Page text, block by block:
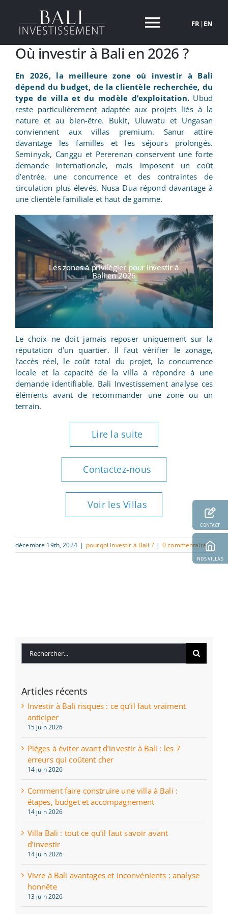
contenu
Toggle
NOS VILLAS
POURQUOI INVESTIR A BALI
A PROPOS
INVESTIR A BALI
ACTUALITES
CONTACT
FR |EN
Où investir à Bali en 2026 ?
En 2026, la meilleure zone où investir à Bali
dépend du budget, de la clientèle recherchée, du
type de villa et du modèle d’exploitation.Ubud
reste particulièrement adaptée aux projets liés à la
nature et au bien-être. Bukit, Uluwatu et Ungasan
conviennent aux villas premium. Sanur attire
davantage les familles et les séjours prolongés.
Seminyak, Canggu et Pererenan conservent une forte
demande internationale, mais imposent un coût
d’entrée, une concurrence et des contraintes de
circulation plus élevés. Nusa Dua répond davantage à
une clientèle familiale et haut de gamme.
Les zones à privilégier pour investir à
Bali en 2026
Le choix ne doit jamais reposer uniquement sur la
réputation d’un quartier. Il faut vérifier le zonage,
l’accès réel, le coût total du projet, la concurrence
locale et la capacité de la villa à répondre à une
demande identifiable. Bali Investissement analyse ces
éléments avant de recommander une zone ou un
terrain.
Lire la suite
Contactez-nous
Voir les Villas
décembre 19th, 2024 | pourqoi investir à Bali ? | 0 commentaire
Articles récents
Investir à Bali risques : ce qu’il faut vraiment
anticiper
15 juin 2026
Pièges à éviter avant d’investir à Bali : les 7
erreurs qui coûtent cher
14 juin 2026
Comment faire construire une villa à Bali :
étapes, budget et accompagnement
14 juin 2026
Villa Bali : tout ce qu’il faut savoir avant
d’investir
14 juin 2026
Vivre à Bali avantages et inconvénients : analyse
honnête
13 juin 2026
CONTACT
NOS VILLAS